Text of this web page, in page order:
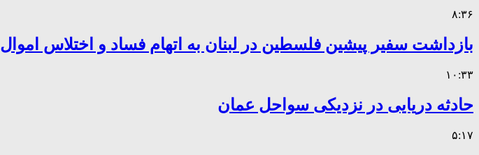
۸:۳۶
بازداشت سفیر پیشین فلسطین در لبنان به اتهام فساد و اختلاس اموال
۱۰:۳۳
حادثه دریایی در نزدیکی سواحل عمان
۵:۱۷